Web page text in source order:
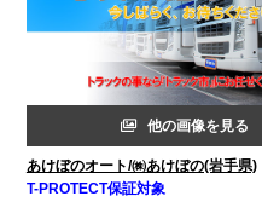
他の画像を見る
あけぼのオート/㈱あけぼの(岩手県)
T-PROTECT保証対象